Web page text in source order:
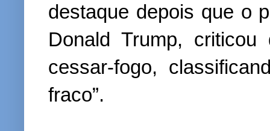
destaque depois que o
Donald Trump,
cessar-fogo,
fraco”.